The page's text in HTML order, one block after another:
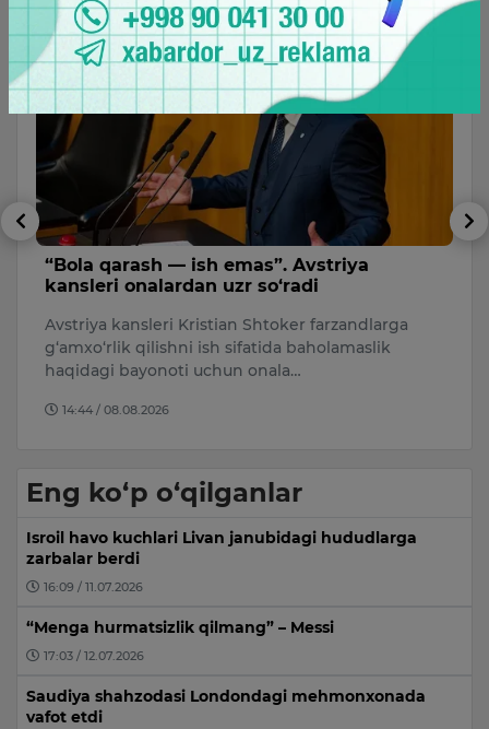
“Bola qarash — ish emas”. Avstriya
kansleri onalardan uzr so‘radi
Avstriya kansleri Kristian Shtoker farzandlarga
g‘amxo‘rlik qilishni ish sifatida baholamaslik
haqidagi bayonoti uchun onala…
14:44 / 08.08.2026
Eng ko‘p o‘qilganlar
Isroil havo kuchlari Livan janubidagi hududlarga
zarbalar berdi
16:09 / 11.07.2026
“Menga hurmatsizlik qilmang” – Messi
17:03 / 12.07.2026
Saudiya shahzodasi Londondagi mehmonxonada
vafot etdi